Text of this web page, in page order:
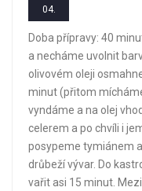
04.
Doba přípravy: 40
a necháme uvolnit
olivovém oleji
minut (přitom
vyndáme a na olej
celerem a po chvíli i
posypeme tymiánem
drůbeží vývar. Do
vařit asi 15 minut.